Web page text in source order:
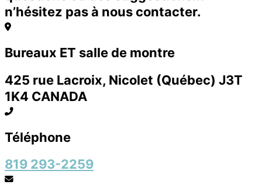
n’hésitez pas à nous contacter.
Bureaux ET salle de montre
425 rue Lacroix, Nicolet (Québec) J3T
1K4 CANADA
Téléphone
819 293-2259